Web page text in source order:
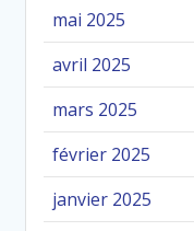
mai 2025
avril 2025
mars 2025
février 2025
janvier 2025